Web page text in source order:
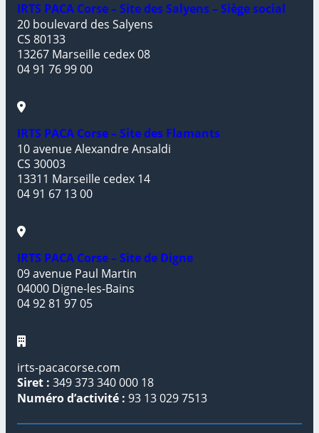
IRTS PACA Corse – Site des Salyens – Siège social
20 boulevard des Salyens
CS 80133
13267 Marseille cedex 08
04 91 76 99 00
IRTS PACA Corse – Site des Flamants
10 avenue Alexandre Ansaldi
CS 30003
13311 Marseille cedex 14
04 91 67 13 00
IRTS PACA Corse – Site de Digne
09 avenue Paul Martin
04000 Digne-les-Bains
04 92 81 97 05
irts-pacacorse.com
Siret : 349 373 340 000 18
Numéro d’activité : 93 13 029 7513